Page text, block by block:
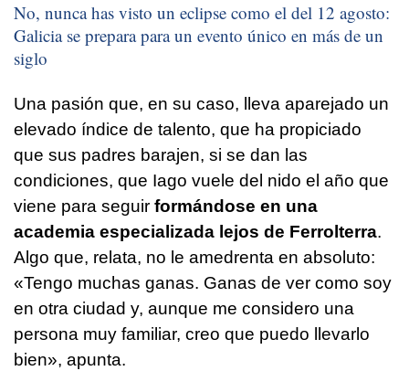
No, nunca has visto un eclipse como el del 12 agosto:
Galicia se prepara para un evento único en más de un
siglo
Una pasión que, en su caso, lleva aparejado un
elevado índice de talento, que ha propiciado
que sus padres barajen, si se dan las
condiciones, que Iago vuele del nido el año que
viene para seguir formándose en una
academia especializada lejos de Ferrolterra.
Algo que, relata, no le amedrenta en absoluto:
«Tengo muchas ganas. Ganas de ver como soy
en otra ciudad y, aunque me considero una
persona muy familiar, creo que puedo llevarlo
bien», apunta.